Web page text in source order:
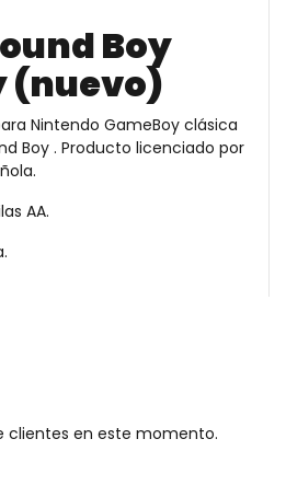
Boy
(nuevo)
Nintendo GameBoy clásica
Boy . Producto licenciado por
AA.
clientes en este momento.